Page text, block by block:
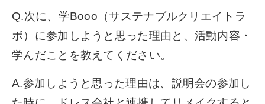
Q.次に、学Booo（サステナブルクリエイトラ
ボ）に参加しようと思った理由と、活動内容・
学んだことを教えてください。
A.参加しようと思った理由は、説明会の参加し